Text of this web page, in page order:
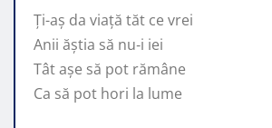
Ți-aș da viață tăt ce vrei
Anii ăștia să nu‑i iei
Tât așe să pot rămâne
Ca să pot hori la lume